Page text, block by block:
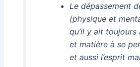
Le dépassement
(physique et
qu’il y ait toujours
et matière à se
et aussi l’esprit